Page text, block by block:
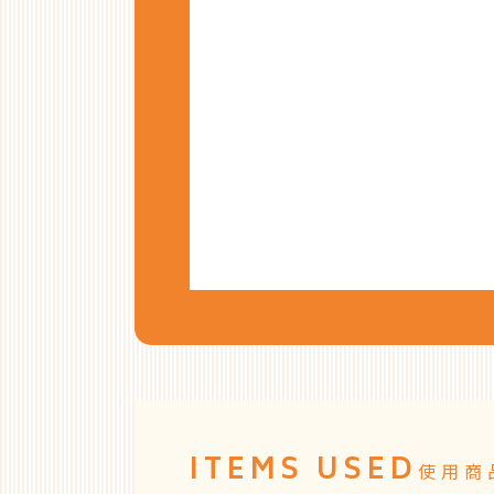
ITEMS USED 使用商